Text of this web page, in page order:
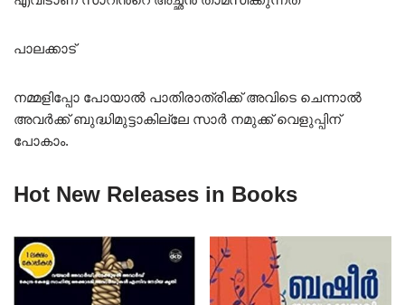
പാലക്കാട്
നമ്മളിപ്പോ പോയാൽ പാതിരാത്രിക്ക് അവിടെ ചെന്നാൽ
അവർക്ക് ബുദ്ധിമുട്ടാകില്ലേ സാർ നമുക്ക് വെളുപ്പിന്
പോകാം.
Hot New Releases in Books